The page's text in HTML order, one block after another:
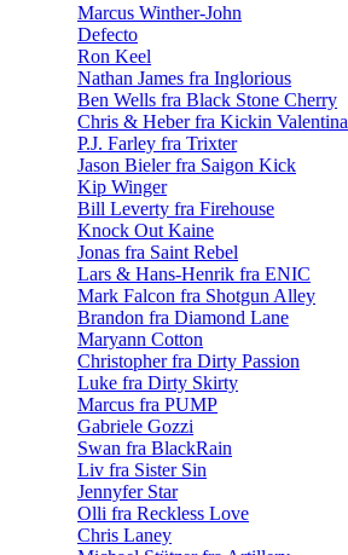
Marcus Winther-John
Defecto
Ron Keel
Nathan James fra Inglorious
Ben Wells fra Black Stone Cherry
Chris & Heber fra Kickin Valentina
P.J. Farley fra Trixter
Jason Bieler fra Saigon Kick
Kip Winger
Bill Leverty fra Firehouse
Knock Out Kaine
Jonas fra Saint Rebel
Lars & Hans-Henrik fra ENIC
Mark Falcon fra Shotgun Alley
Brandon fra Diamond Lane
Maryann Cotton
Christopher fra Dirty Passion
Luke fra Dirty Skirty
Marcus fra PUMP
Gabriele Gozzi
Swan fra BlackRain
Liv fra Sister Sin
Jennyfer Star
Olli fra Reckless Love
Chris Laney